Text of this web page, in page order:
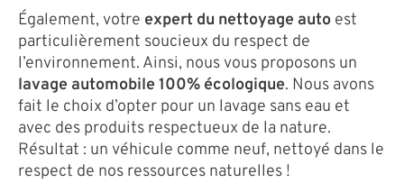
Également, votre expert du nettoyage auto est
particulièrement soucieux du respect de
l’environnement. Ainsi, nous vous proposons un
lavage automobile 100% écologique. Nous avons
fait le choix d’opter pour un lavage sans eau et
avec des produits respectueux de la nature.
Résultat : un véhicule comme neuf, nettoyé dans le
respect de nos ressources naturelles !